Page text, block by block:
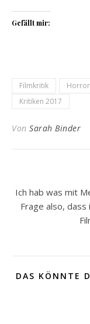
Gefällt mir:
Filmkritik Horror
Kritiken 2017
Von Sarah Binder
Ich hab was mit
Frage also,
DAS KÖNNTE